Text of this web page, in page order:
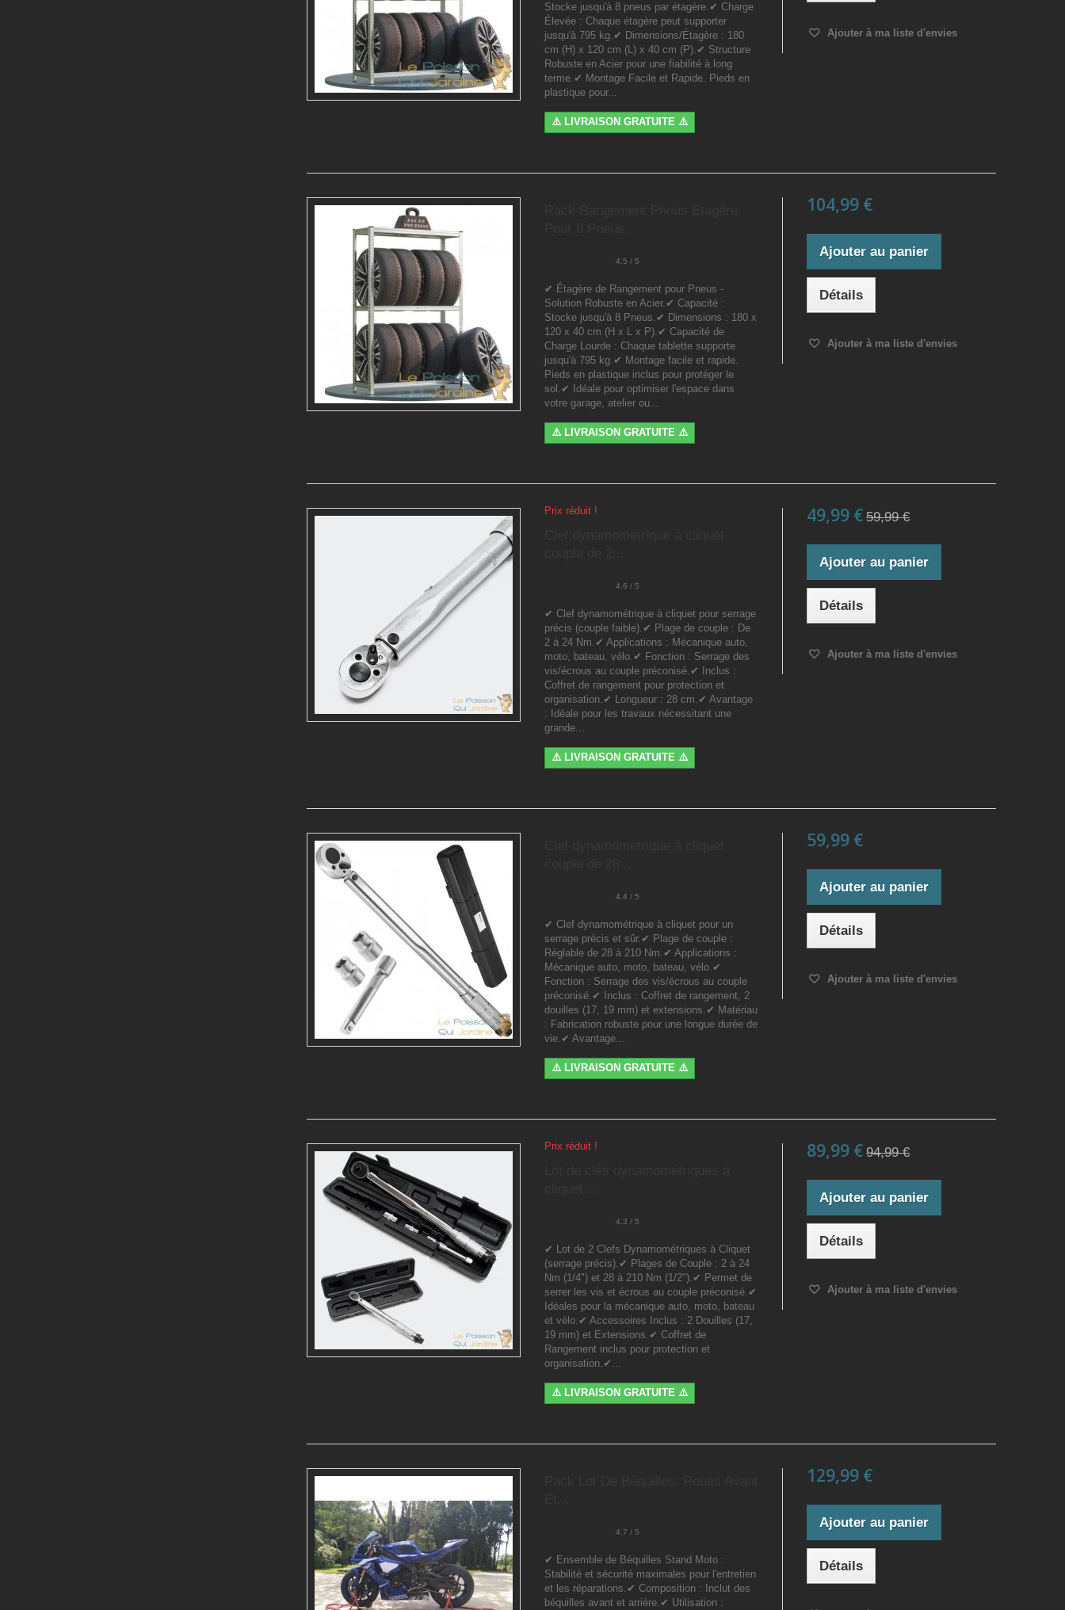
Stocke jusqu'à 8 pneus par étagère.✔ Charge
Élevée : Chaque étagère peut supporter
jusqu'à 795 kg.✔ Dimensions/Étagère : 180
cm (H) x 120 cm (L) x 40 cm (P).✔ Structure
Robuste en Acier pour une fiabilité à long
terme.✔ Montage Facile et Rapide. Pieds en
plastique pour...
⚠️ LIVRAISON GRATUITE ⚠️
Ajouter à ma liste d'envies
4.5 / 5
✔ Étagère de Rangement pour Pneus -
Solution Robuste en Acier.✔ Capacité :
Stocke jusqu'à 8 Pneus.✔ Dimensions : 180 x
120 x 40 cm (H x L x P).✔ Capacité de
Charge Lourde : Chaque tablette supporte
jusqu'à 795 kg.✔ Montage facile et rapide.
Pieds en plastique inclus pour protéger le
sol.✔ Idéale pour optimiser l'espace dans
votre garage, atelier ou...
⚠️ LIVRAISON GRATUITE ⚠️
104,99 €
Ajouter au panier
Détails
Ajouter à ma liste d'envies
Prix réduit !
4.6 / 5
✔ Clef dynamométrique à cliquet pour serrage
précis (couple faible).✔ Plage de couple : De
2 à 24 Nm.✔ Applications : Mécanique auto,
moto, bateau, vélo.✔ Fonction : Serrage des
vis/écrous au couple préconisé.✔ Inclus :
Coffret de rangement pour protection et
organisation.✔ Longueur : 28 cm.✔ Avantage
: Idéale pour les travaux nécessitant une
grande...
⚠️ LIVRAISON GRATUITE ⚠️
49,99 € 59,99 €
Ajouter au panier
Détails
Ajouter à ma liste d'envies
4.4 / 5
✔ Clef dynamométrique à cliquet pour un
serrage précis et sûr.✔ Plage de couple :
Réglable de 28 à 210 Nm.✔ Applications :
Mécanique auto, moto, bateau, vélo.✔
Fonction : Serrage des vis/écrous au couple
préconisé.✔ Inclus : Coffret de rangement, 2
douilles (17, 19 mm) et extensions.✔ Matériau
: Fabrication robuste pour une longue durée de
vie.✔ Avantage...
⚠️ LIVRAISON GRATUITE ⚠️
59,99 €
Ajouter au panier
Détails
Ajouter à ma liste d'envies
Prix réduit !
4.3 / 5
✔ Lot de 2 Clefs Dynamométriques à Cliquet
(serrage précis).✔ Plages de Couple : 2 à 24
Nm (1/4") et 28 à 210 Nm (1/2").✔ Permet de
serrer les vis et écrous au couple préconisé.✔
Idéales pour la mécanique auto, moto, bateau
et vélo.✔ Accessoires Inclus : 2 Douilles (17,
19 mm) et Extensions.✔ Coffret de
Rangement inclus pour protection et
organisation.✔...
⚠️ LIVRAISON GRATUITE ⚠️
89,99 € 94,99 €
Ajouter au panier
Détails
Ajouter à ma liste d'envies
4.7 / 5
✔ Ensemble de Béquilles Stand Moto :
Stabilité et sécurité maximales pour l'entretien
et les réparations.✔ Composition : Inclut des
béquilles avant et arrière.✔ Utilisation :
129,99 €
Ajouter au panier
Détails